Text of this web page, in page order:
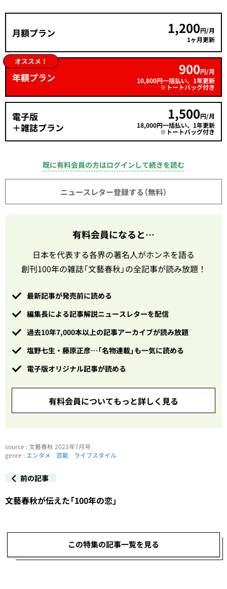
月額プラン 1,200円/月
1ヶ月更新
オススメ！
年額プラン 900円/月
10,800円一括払い、1年更新
※トートバッグ付き
電子版
＋雑誌プラン
1,500円/月
18,000円一括払い、1年更新
※トートバッグ付き
既に有料会員の方はログインして続きを読む
ニュースレター登録する（無料）
有料会員になると…
日本を代表する各界の著名人がホンネを語る
創刊100年の雑誌「文藝春秋」の全記事が読み放題！
最新記事が発売前に読める
編集長による記事解説ニュースレターを配信
過去10年7,000本以上の記事アーカイブが読み放題
塩野七生・藤原正彦…「名物連載」も一気に読める
電子版オリジナル記事が読める
有料会員についてもっと詳しく見る
source : 文藝春秋 2023年7月号
genre : エンタメ 芸能 ライフスタイル
前の記事
文藝春秋が伝えた「100年の恋」
この特集の記事一覧を見る